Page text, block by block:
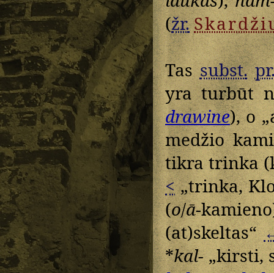
(žr.
Tassubst.
yra turbūt
drawine), o
medžio
tikra trinka
<„trinka,
(o/ā-
(at)skeltas“
*kal-„kirsti,